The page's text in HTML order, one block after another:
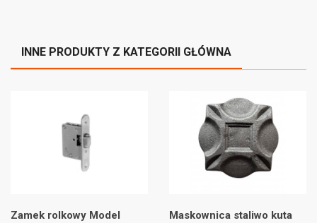
INNE PRODUKTY Z KATEGORII GŁÓWNA
Zamek rolkowy Model
Maskownica staliwo kuta